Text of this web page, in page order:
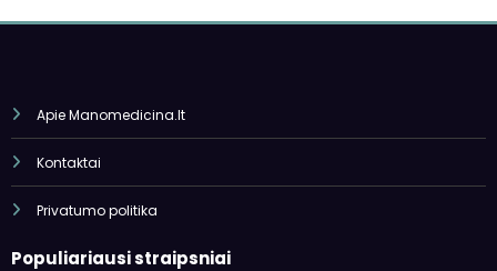
Kontaktai
Privatumo politika